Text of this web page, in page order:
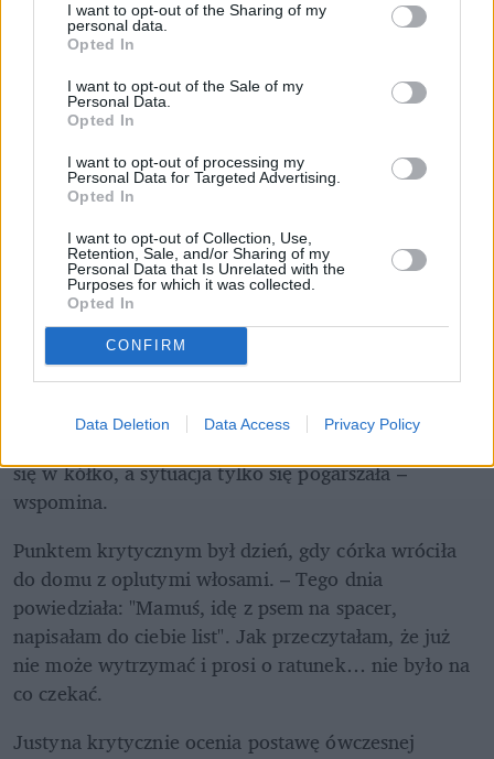
I want to opt-out of the Sharing of my
personal data.
Opted In
I want to opt-out of the Sale of my
Personal Data.
Opted In
I want to opt-out of processing my
Personal Data for Targeted Advertising.
Opted In
I want to opt-out of Collection, Use,
Retention, Sale, and/or Sharing of my
Personal Data that Is Unrelated with the
Purposes for which it was collected.
Opted In
CONFIRM
Data Deletion Data Access Privacy Policy
szkoły, do wychowawczyni, do pedagoga. Kręciłam
się w kółko, a sytuacja tylko się pogarszała –
wspomina.
Punktem krytycznym był dzień, gdy córka wróciła
do domu z oplutymi włosami. – Tego dnia
powiedziała: "Mamuś, idę z psem na spacer,
napisałam do ciebie list". Jak przeczytałam, że już
nie może wytrzymać i prosi o ratunek… nie było na
co czekać.
Justyna krytycznie ocenia postawę ówczesnej